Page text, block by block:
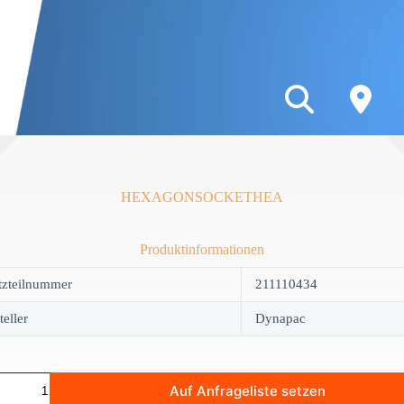
HEXAGONSOCKETHEA
Produktinformationen
211110434
Dynapac
Auf Anfrageliste setzen